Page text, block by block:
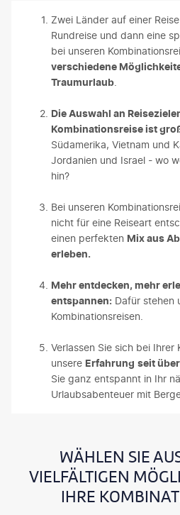
Zwei Länder auf einer
Rundreise und dann eine
bei unseren
verschiedene
Traumurlaub
Die Auswahl an
Kombinationsreise ist
Südamerika, Vietnam und
Jordanien und Israel - wo
hin?
Bei unseren
nicht für eine Reiseart
einen perfekten Mix aus
erleben.
Mehr entdecken, mehr
entspannen: Dafür stehen
Kombinationsreisen.
Verlassen Sie sich bei Ihrer
unsere Erfahrung seit
Sie ganz entspannt in Ihr
Urlaubsabenteuer mit
WÄHLEN SIE
VIELFÄLTIGEN
IHRE